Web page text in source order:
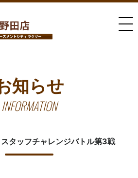
知らせ
INFORMATION
タッフチャレンジバトル第3戦